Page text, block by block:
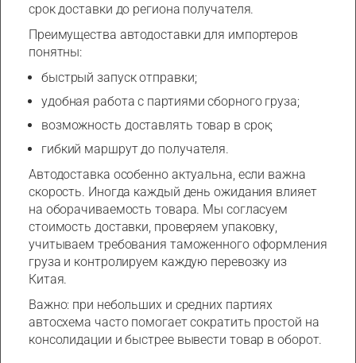
срок доставки до региона получателя.
Преимущества автодоставки для импортеров
понятны:
быстрый запуск отправки;
удобная работа с партиями сборного груза;
возможность доставлять товар в срок;
гибкий маршрут до получателя.
Автодоставка особенно актуальна, если важна
скорость. Иногда каждый день ожидания влияет
на оборачиваемость товара. Мы согласуем
стоимость доставки, проверяем упаковку,
учитываем требования таможенного оформления
груза и контролируем каждую перевозку из
Китая.
Важно: при небольших и средних партиях
автосхема часто помогает сократить простой на
консолидации и быстрее вывести товар в оборот.